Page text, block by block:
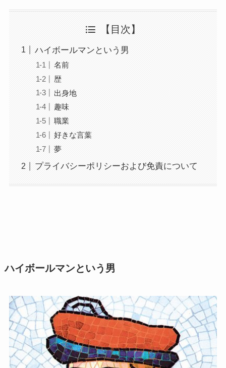
【目次】
ハイボールマンという男
名前
歴
出身地
趣味
職業
好きな言葉
夢
プライバシーポリシーおよび免責について
ハイボールマンという男